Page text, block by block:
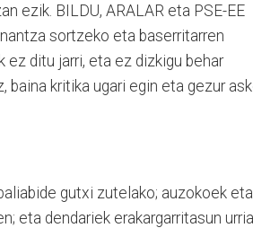
ezik. BILDU, ARALAR eta PSE-EE
sortzeko eta baserritarren
ez ditu jarri, eta ez dizkigu behar
baina kritika ugari egin eta gezur
gutxi zutelako; auzokoek eta
eta dendariek erakargarritasun